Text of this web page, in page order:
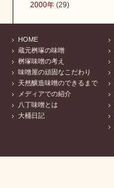
2000年 (29)
HOME
蔵元桝塚の味噌
桝塚味噌の考え
味噌屋の頑固なこだわり
天然醸造味噌のできるまで
メディアでの紹介
八丁味噌とは
大桶日記